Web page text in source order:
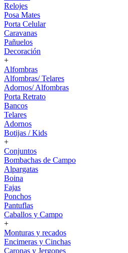
Relojes
Posa Mates
Porta Celular
Caravanas
Pañuelos
Decoración
+
Alfombras
Alfombras/ Telares
Adornos/ Alfombras
Porta Retrato
Bancos
Telares
Adornos
Botijas / Kids
+
Conjuntos
Bombachas de Campo
Alpargatas
Boina
Fajas
Ponchos
Pantuflas
Caballos y Campo
+
Monturas y recados
Encimeras y Cinchas
Caronas y Jergones